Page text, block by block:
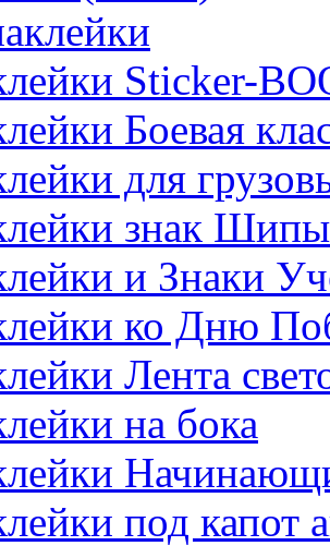
Sticker-
Боевая
для
знак Шипы
и Знаки
ко Дню
Лента
на бока
под капот